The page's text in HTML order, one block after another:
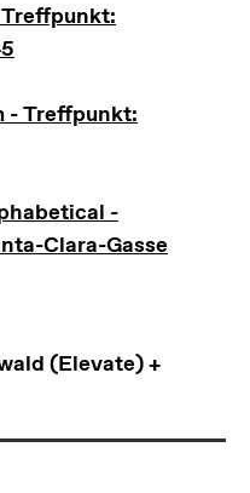
Treffpunkt:
- Treffpunkt:
-
Clara-Gasse
(Elevate) +
de
Livestream
bei Okto.tv im